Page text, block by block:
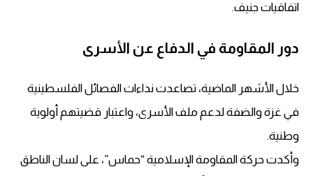
اتفاقيات جنيف.
دور المقاومة في الدفاع عن الأسرى
خلال الأشهر الماضية، تصاعدت نداءات الفصائل الفلسطينية
في غزة والضفة لدعم ملف الأسرى، واعتبار قضيتهم أولوية
وطنية.
وأكدت حركة المقاومة الإسلامية “حماس”، على لسان الناطق